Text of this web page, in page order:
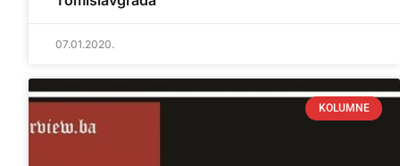
07.01.2020.
KOLUMNE